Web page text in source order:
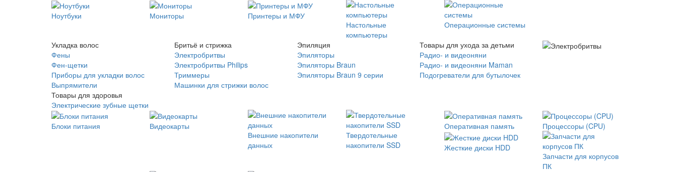
Ноутбуки Мониторы
Принтеры и МФУ
Настольные
компьютеры
Операционные системы
Укладка волос
Фены
Фен-щетки
Приборы для укладки волос
Выпрямители
Товары для здоровья
Электрические зубные щетки
Бритьё и стрижка
Электробритвы
Электробритвы Philips
Триммеры
Машинки для стрижки волос
Эпиляция
Эпиляторы
Эпиляторы Braun
Эпиляторы Braun 9 серии
Товары для ухода за детьми
Радио- и видеоняни
Радио- и видеоняни Maman
Подогреватели для бутылочек
Блоки питания
Видеокарты
Внешние накопители
данных
Твердотельные
накопители SSD
Оперативная память Процессоры (CPU)
Жесткие диски HDD
Запчасти для корпусов
ПК